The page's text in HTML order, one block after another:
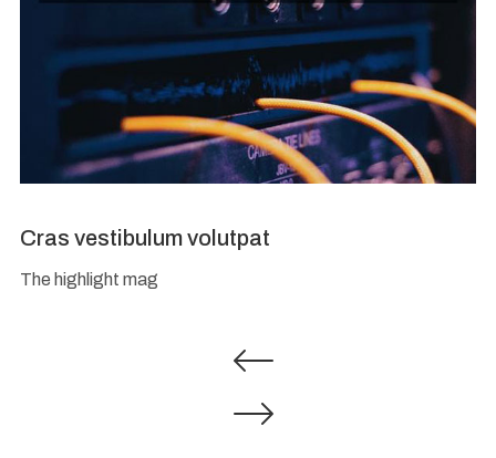
Cras vestibulum volutpat
The highlight mag